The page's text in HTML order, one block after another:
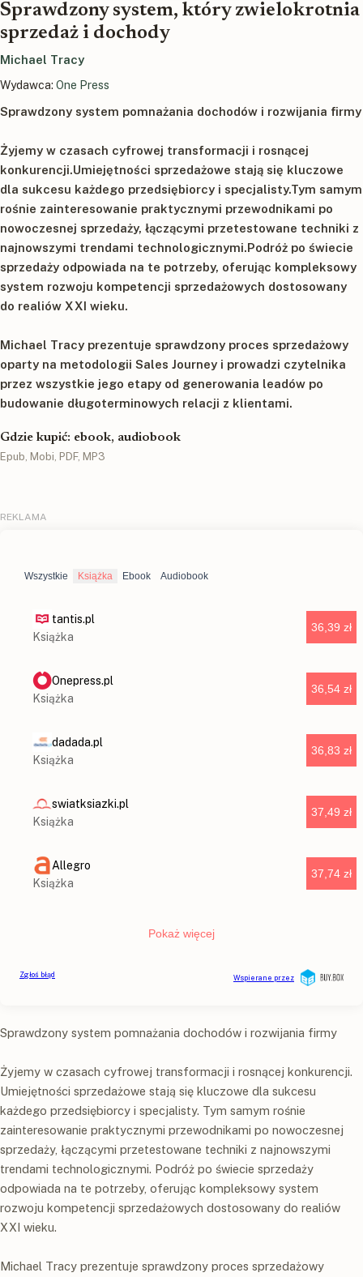
Sprawdzony system, który zwielokrotnia
sprzedaż i dochody
Michael Tracy
Wydawca: One Press
Sprawdzony system pomnażania dochodów i rozwijania firmy
Żyjemy w czasach cyfrowej transformacji i rosnącej
konkurencji.Umiejętności sprzedażowe stają się kluczowe
dla sukcesu każdego przedsiębiorcy i specjalisty.Tym samym
rośnie zainteresowanie praktycznymi przewodnikami po
nowoczesnej sprzedaży, łączącymi przetestowane techniki z
najnowszymi trendami technologicznymi.Podróż po świecie
sprzedaży odpowiada na te potrzeby, oferując kompleksowy
system rozwoju kompetencji sprzedażowych dostosowany
do realiów XXI wieku.
Michael Tracy prezentuje sprawdzony proces sprzedażowy
oparty na metodologii Sales Journey i prowadzi czytelnika
przez wszystkie jego etapy od generowania leadów po
budowanie długoterminowych relacji z klientami.
Gdzie kupić: ebook, audiobook
Epub, Mobi, PDF, MP3
Sprawdzony system pomnażania dochodów i rozwijania firmy
Żyjemy w czasach cyfrowej transformacji i rosnącej konkurencji.
Umiejętności sprzedażowe stają się kluczowe dla sukcesu
każdego przedsiębiorcy i specjalisty. Tym samym rośnie
zainteresowanie praktycznymi przewodnikami po nowoczesnej
sprzedaży, łączącymi przetestowane techniki z najnowszymi
trendami technologicznymi. Podróż po świecie sprzedaży
odpowiada na te potrzeby, oferując kompleksowy system
rozwoju kompetencji sprzedażowych dostosowany do realiów
XXI wieku.
Michael Tracy prezentuje sprawdzony proces sprzedażowy